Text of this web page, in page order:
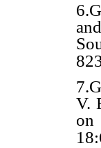
V.
on